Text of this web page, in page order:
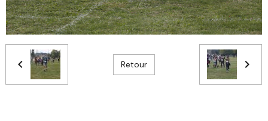
Retour